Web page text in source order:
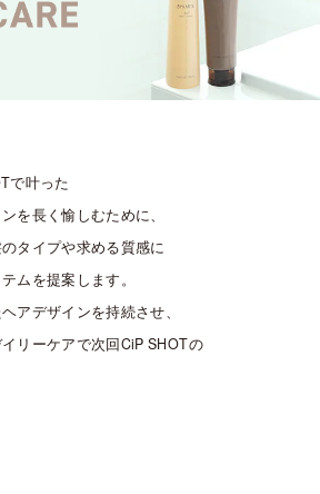
で叶った
を長く愉しむために、
タイプや求める質感に
ムを提案します。
アデザインを持続させ、
リーケアで次回CiP SHOTの